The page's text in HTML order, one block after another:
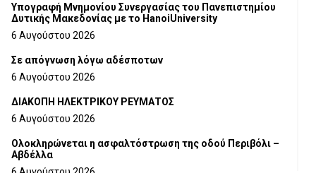
Υπογραφή Μνημονίου Συνεργασίας του Πανεπιστημίου
Δυτικής Μακεδονίας με το HanoiUniversity
6 Αυγούστου 2026
Σε απόγνωση λόγω αδέσποτων
6 Αυγούστου 2026
ΔΙΑΚΟΠΗ ΗΛΕΚΤΡΙΚΟΥ ΡΕΥΜΑΤΟΣ
6 Αυγούστου 2026
Ολοκληρώνεται η ασφαλτόστρωση της οδού Περιβόλι –
Αβδέλλα
6 Αυγούστου 2026